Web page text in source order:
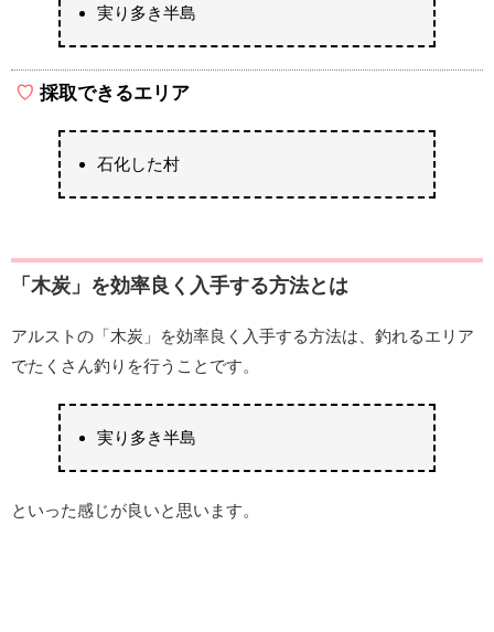
実り多き半島
採取できるエリア
石化した村
「木炭」を効率良く入手する方法とは
アルストの「木炭」を効率良く入手する方法は、釣れるエリア
でたくさん釣りを行うことです。
実り多き半島
といった感じが良いと思います。